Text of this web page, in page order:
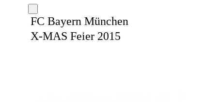
FC Bayern München
X-MAS Feier 2015